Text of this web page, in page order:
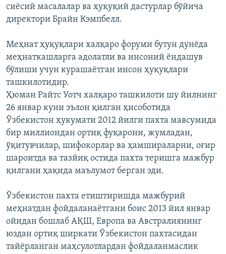
сиёсий масалалар ва ҳуқуқий дастурлар бўйича
директори Брайн Кэмпбелл.
Меҳнат ҳуқуқлари халқаро форуми бутун дунёда
меҳнаткашларга адолатли ва инсоний ёндашув
бўлиши учун курашаётган инсон ҳуқуқлари
ташкилотидир.
Ҳюман Райтс Уотч халқаро ташкилоти шу йилнинг
26 январ куни эълон қилган ҳисоботида
Ўзбекистон ҳукумати 2012 йилги пахта мавсумида
бир миллиондан ортиқ фуқарони, жумладан,
ўқитувчилар, шифокорлар ва ҳамшираларни, оғир
шароитда ва тазйиқ остида пахта теришга мажбур
қилгани ҳақида маълумот берган эди.
Ўзбекистон пахта етиштиришда мажбурий
меҳнатдан фойдаланаётгани боис 2013 йил январ
ойидан бошлаб АҚШ, Европа ва Австралиянинг
юздан ортиқ ширкати Ўзбекистон пахтасидан
тайёрланган маҳсулотлардан фойдаланмаслик